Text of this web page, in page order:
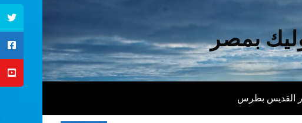
بمصر
القديس بطرس